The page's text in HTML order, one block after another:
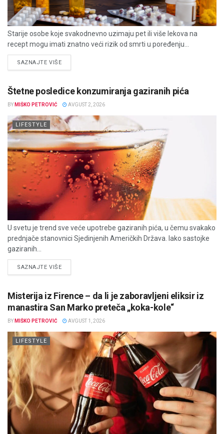
Starije osobe koje svakodnevno uzimaju pet ili više lekova na
recept mogu imati znatno veći rizik od smrti u poređenju...
SAZNAJTE VIŠEDETAILS
Štetne posledice konzumiranja gaziranih pića
BY MIŠKO PETROVIĆ AVGUST 2, 2026
LIFESTYLE
U svetu je trend sve veće upotrebe gaziranih pića, u čemu svakako
prednjače stanovnici Sjedinjenih Američkih Država. Iako sastojke
gaziranih...
SAZNAJTE VIŠEDETAILS
Misterija iz Firence – da li je zaboravljeni eliksir iz
manastira San Marko preteča „koka-kole“
BY MIŠKO PETROVIĆ AVGUST 1, 2026
LIFESTYLE